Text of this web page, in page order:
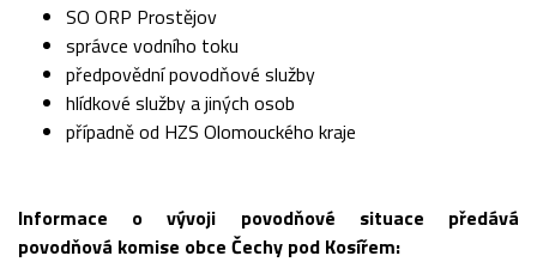
SO ORP Prostějov
správce vodního toku
předpovědní povodňové služby
hlídkové služby a jiných osob
případně od HZS Olomouckého kraje
Informace o vývoji povodňové situace předává
povodňová komise obce Čechy pod Kosířem: